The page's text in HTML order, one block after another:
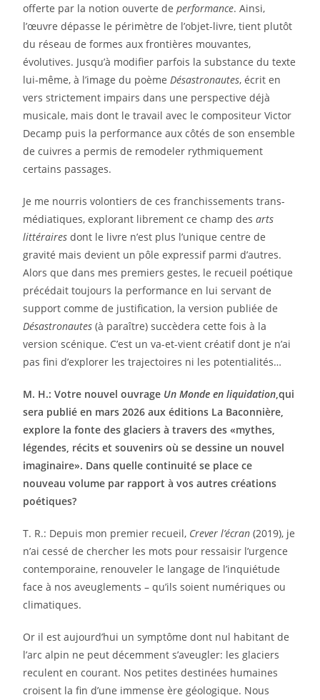
offerte par la notion ouverte deperformance. Ainsi,
l’œuvre dépasse le périmètre de l’objet-livre, tient plutôt
du réseau de formes aux frontières mouvantes,
évolutives. Jusqu’à modifier parfois la substance du texte
lui-même, à l’image du poèmeDésastronautes, écrit en
vers strictement impairs dans une perspective déjà
musicale, mais dont le travail avec le compositeur Victor
Decamp puis la performance aux côtés de son ensemble
de cuivres a permis de remodeler rythmiquement
certains passages.
Je me nourris volontiers de ces franchissements trans-
médiatiques, explorant librement ce champ desarts
littérairesdont le livre n’est plus l’unique centre de
gravité mais devient un pôle expressif parmi d’autres.
Alors que dans mes premiers gestes, le recueil poétique
précédait toujours la performance en lui servant de
support comme de justification, la version publiée de
Désastronautes(à paraître) succèdera cette fois à la
version scénique. C’est un va-et-vient créatif dont je n’ai
pas fini d’explorer les trajectoires ni les potentialités…
M. H.: Votre nouvel ouvrage Un Monde en liquidation,qui
sera publié en mars 2026 aux éditions La Baconnière,
explore la fonte des glaciers à travers des «mythes,
légendes, récits et souvenirs où se dessine un nouvel
imaginaire». Dans quelle continuité se place ce
nouveau volume par rapport à vos autres créations
poétiques?
T. R.: Depuis mon premier recueil, Crever l’écran(2019), je
n’ai cessé de chercher les mots pour ressaisir l’urgence
contemporaine, renouveler le langage de l’inquiétude
face à nos aveuglements – qu’ils soient numériques ou
climatiques.
Or il est aujourd’hui un symptôme dont nul habitant de
l’arc alpin ne peut décemment s’aveugler: les glaciers
reculent en courant. Nos petites destinées humaines
croisent la fin d’une immense ère géologique. Nous